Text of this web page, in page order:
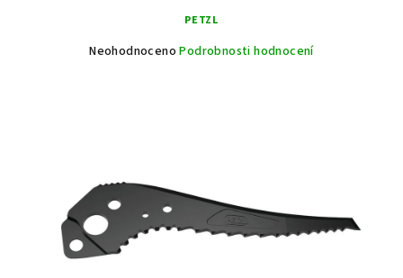
PETZL
Průměrné
Neohodnoceno Podrobnosti hodnocení